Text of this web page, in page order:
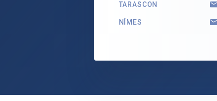
TARASCON
NÎMES